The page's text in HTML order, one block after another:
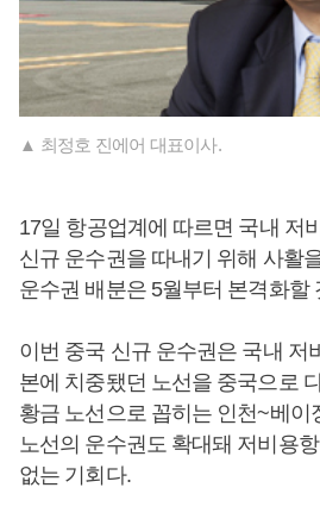
▲ 최정호 진에어 대표이사.
17일 항공업계에 따르면 국내 저
신규 운수권을 따내기 위해 사활
운수권 배분은 5월부터 본격화할
이번 중국 신규 운수권은 국내 저
본에 치중됐던 노선을 중국으로
황금 노선으로 꼽히는 인천~베이
노선의 운수권도 확대돼 저비용
없는 기회다.